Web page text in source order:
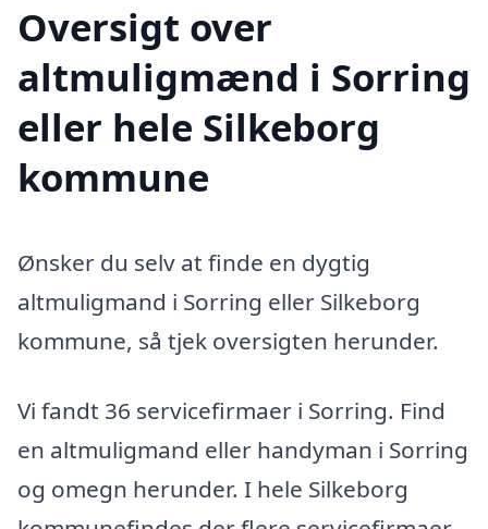
Oversigt over
altmuligmænd i Sorring
eller hele Silkeborg
kommune
Ønsker du selv at finde en dygtig
altmuligmand i Sorring eller Silkeborg
kommune, så tjek oversigten herunder.
Vi fandt 36 servicefirmaer i Sorring. Find
en altmuligmand eller handyman i Sorring
og omegn herunder. I hele Silkeborg